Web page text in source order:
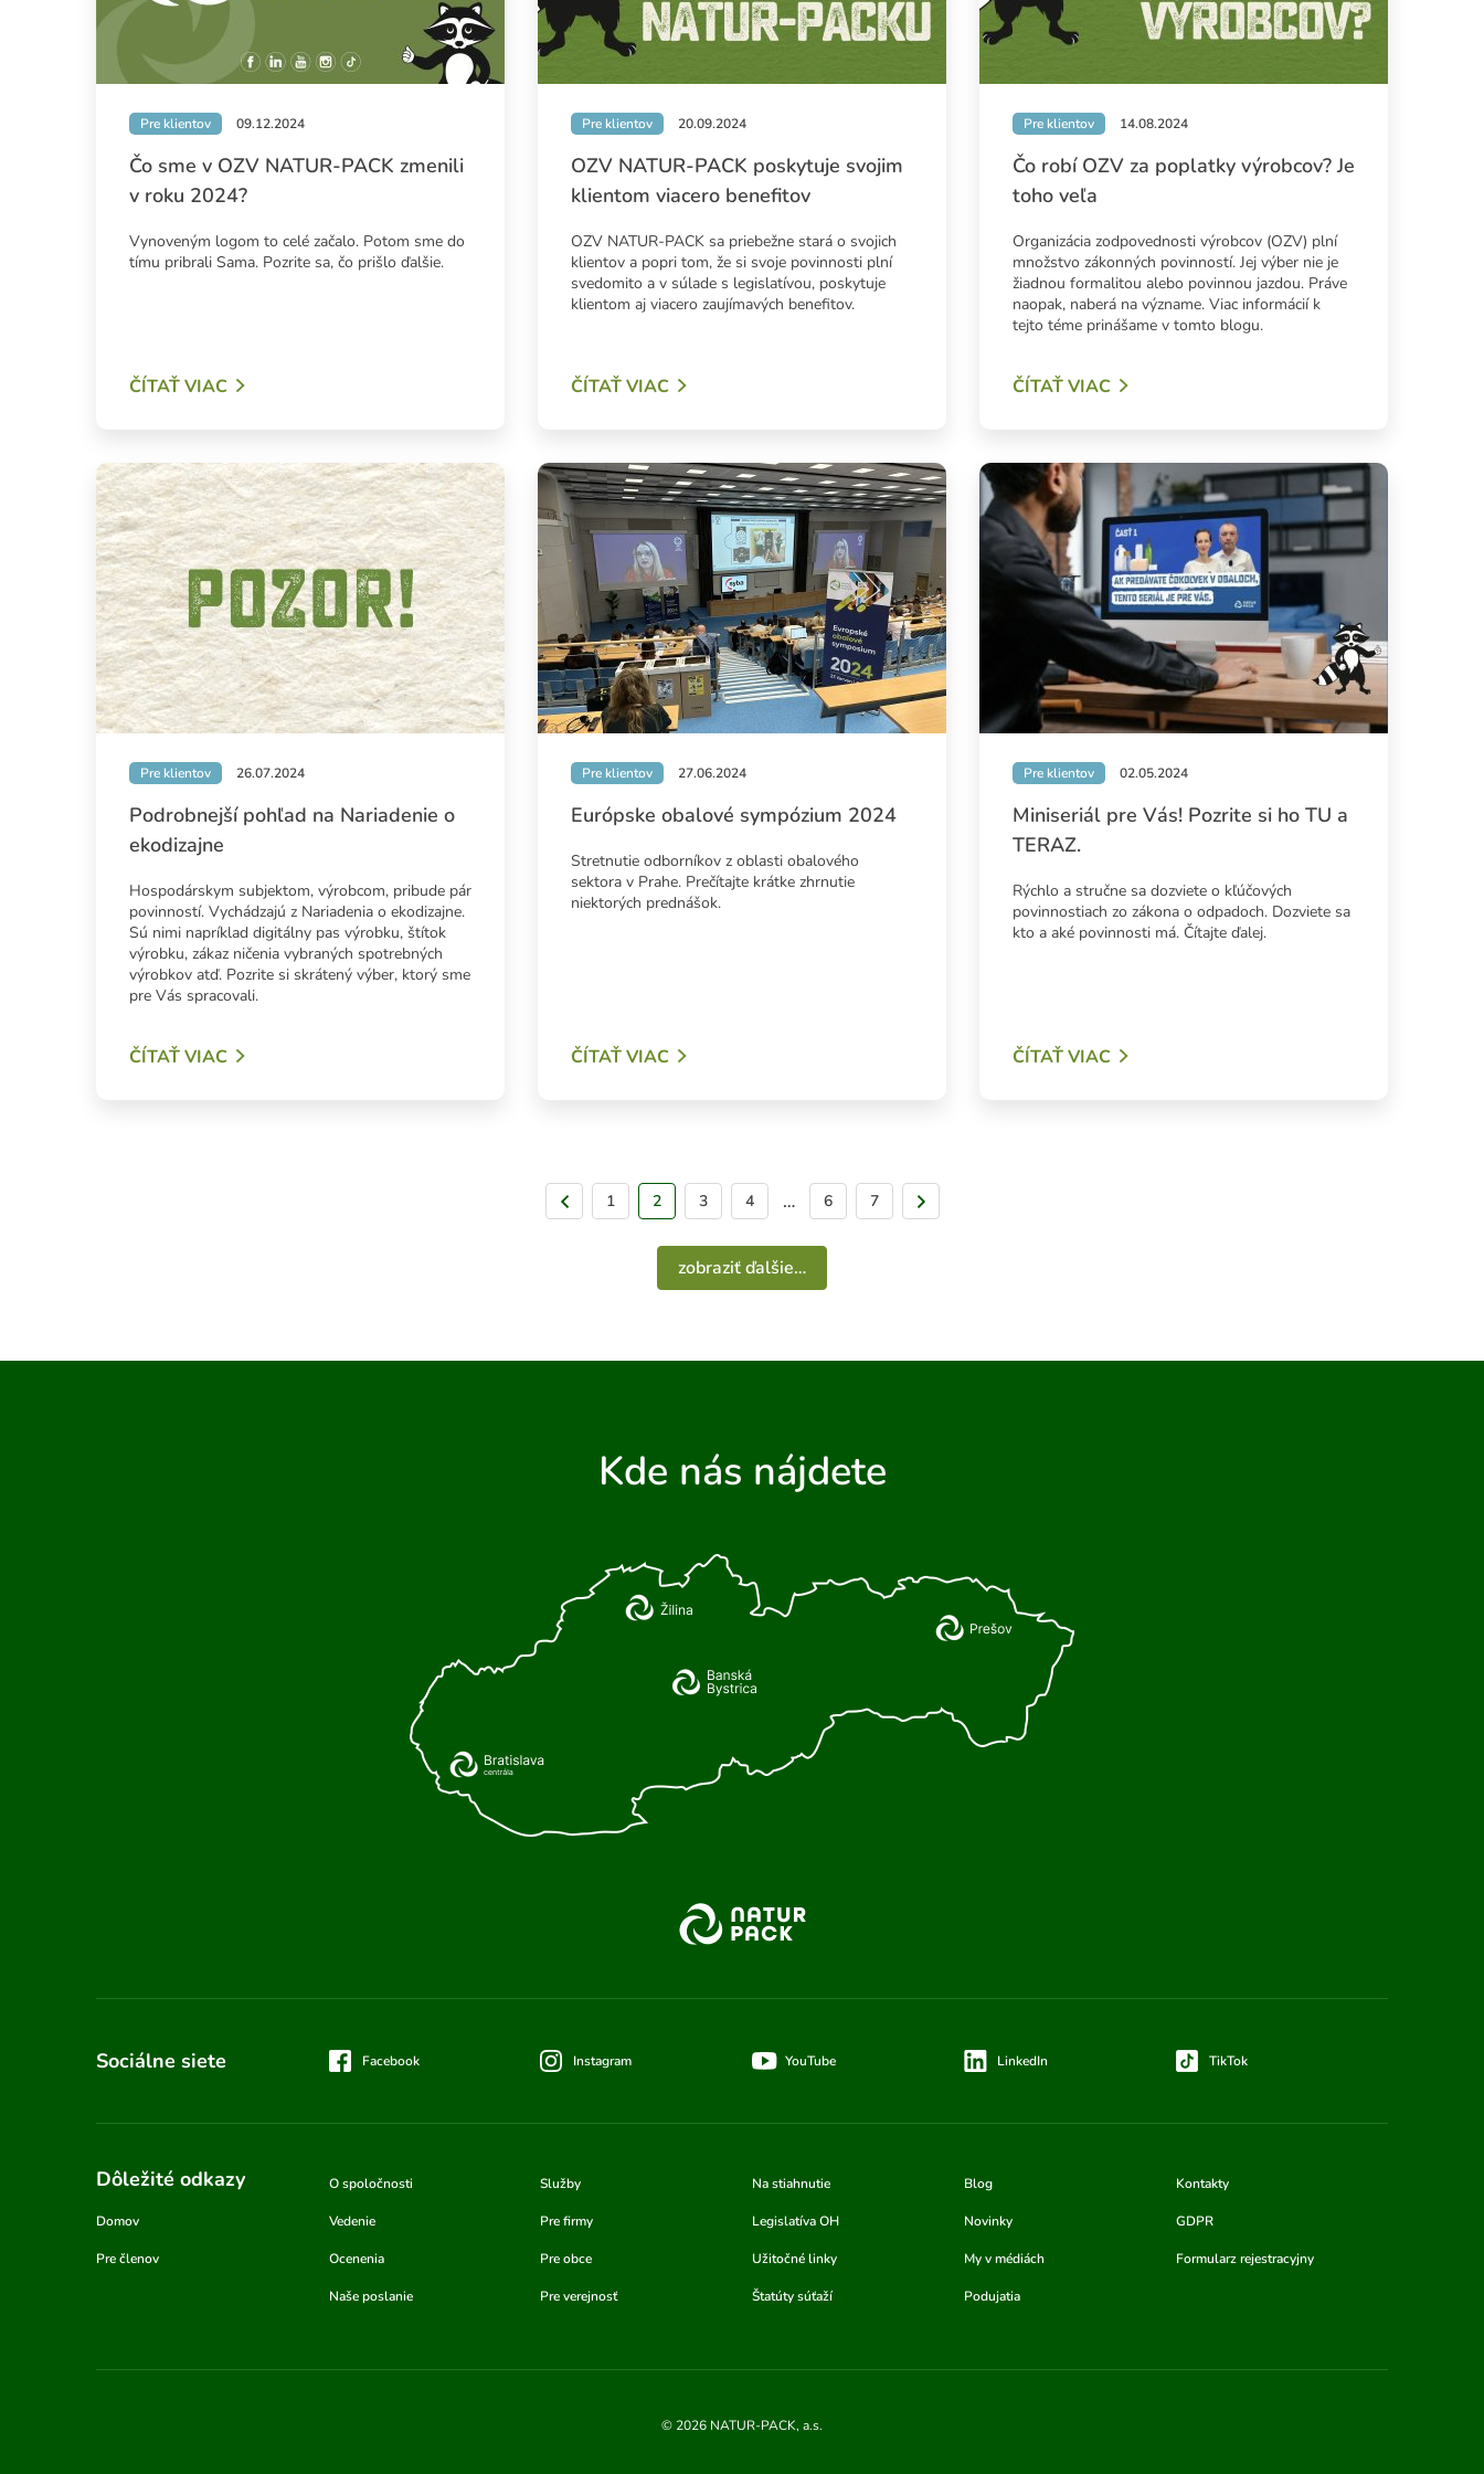
Pre klientov 09.12.2024
Čo sme v OZV NATUR-PACK zmenili
v roku 2024?
Vynoveným logom to celé začalo. Potom sme do
tímu pribrali Sama. Pozrite sa, čo prišlo ďalšie.
ČÍTAŤ VIAC
Pre klientov 20.09.2024
OZV NATUR-PACK poskytuje svojim
klientom viacero benefitov
OZV NATUR-PACK sa priebežne stará o svojich
klientov a popri tom, že si svoje povinnosti plní
svedomito a v súlade s legislatívou, poskytuje
klientom aj viacero zaujímavých benefitov.
ČÍTAŤ VIAC
Pre klientov 14.08.2024
Čo robí OZV za poplatky výrobcov? Je
toho veľa
Organizácia zodpovednosti výrobcov (OZV) plní
množstvo zákonných povinností. Jej výber nie je
žiadnou formalitou alebo povinnou jazdou. Práve
naopak, naberá na význame. Viac informácií k
tejto téme prinášame v tomto blogu.
ČÍTAŤ VIAC
Pre klientov 26.07.2024
Podrobnejší pohľad na Nariadenie o
ekodizajne
Hospodárskym subjektom, výrobcom, pribude pár
povinností. Vychádzajú z Nariadenia o ekodizajne.
Sú nimi napríklad digitálny pas výrobku, štítok
výrobku, zákaz ničenia vybraných spotrebných
výrobkov atď. Pozrite si skrátený výber, ktorý sme
pre Vás spracovali.
ČÍTAŤ VIAC
Pre klientov 27.06.2024
Európske obalové sympózium 2024
Stretnutie odborníkov z oblasti obalového
sektora v Prahe. Prečítajte krátke zhrnutie
niektorých prednášok.
ČÍTAŤ VIAC
Pre klientov 02.05.2024
Miniseriál pre Vás! Pozrite si ho TU a
TERAZ.
Rýchlo a stručne sa dozviete o kľúčových
povinnostiach zo zákona o odpadoch. Dozviete sa
kto a aké povinnosti má. Čítajte ďalej.
ČÍTAŤ VIAC
Predchádzajúca strana
1 2 3 4 … 6 7
zobraziť ďalšie…
Kde nás nájdete
Sociálne siete Facebook Instagram YouTube LinkedIn TikTok
Dôležité odkazy
Domov
Pre členov
O spoločnosti
Vedenie
Ocenenia
Naše poslanie
Služby
Pre firmy
Pre obce
Pre verejnosť
Na stiahnutie
Legislatíva OH
Užitočné linky
Štatúty súťaží
Blog
Novinky
My v médiách
Podujatia
Kontakty
GDPR
Formularz rejestracyjny
© 2026 NATUR-PACK, a.s.